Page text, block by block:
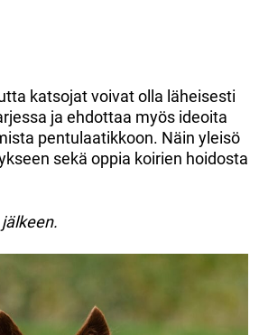
katsojat voivat olla läheisesti
ja ehdottaa myös ideoita
pentulaatikkoon. Näin yleisö
sekä oppia koirien hoidosta